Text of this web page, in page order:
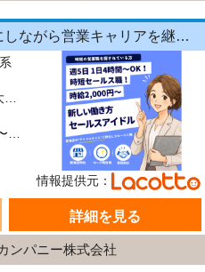
【直行直帰OK】家庭を大切にしながら営業キャリアを継続できる！1日4時間～OKの《飲食店向けラウンダー（営業）》
最寄駅：越中島駅 徒歩0分 ／ 大島(東京都)駅 徒歩0分 ／ 亀戸駅 徒歩0分
シフト：09:00〜18:00／14:00〜18:00／10:00〜15:00／13:00〜17:00 週5日 長期【3ヶ月以上】
情報提供元：
詳細を見る
ンパニー株式会社